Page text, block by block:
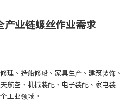
产业链螺丝作业需求
理、造船修船、家具生产、建筑装饰、
航空、机械装配、电子装配、家电装
工业领域。